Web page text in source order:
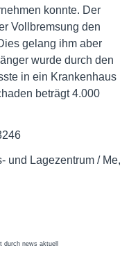
konnte. Der
Vollbremsung den
gelang ihm aber
wurde durch den
in ein Krankenhaus
beträgt 4.000
und Lagezentrum / Me,
durch news aktuell